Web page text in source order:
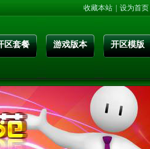
收藏本站 设为首页
区套餐 游戏版本 开区模版